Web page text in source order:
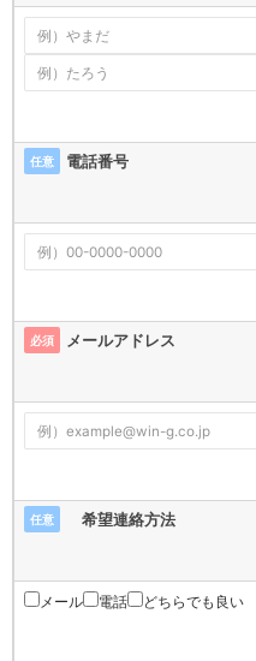
任意 電話番号
必須 メールアドレス
任意 希望連絡方法
メール 電話 どちらでも良い